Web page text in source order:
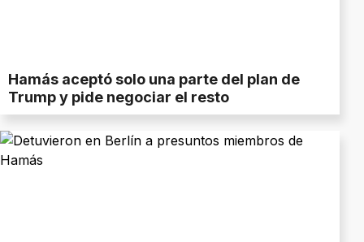
Hamás aceptó solo una parte del plan de
Trump y pide negociar el resto